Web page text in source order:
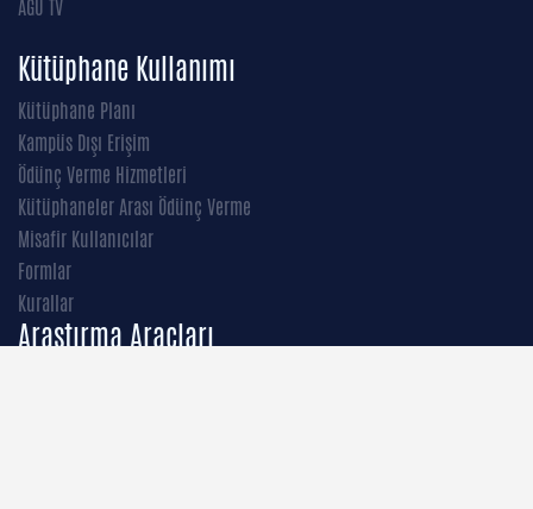
AGÜ TV
Kütüphane Kullanımı
Kütüphane Planı
Kampüs Dışı Erişim
Ödünç Verme Hizmetleri
Kütüphaneler Arası Ödünç Verme
Misafir Kullanıcılar
Formlar
Kurallar
Araştırma Araçları